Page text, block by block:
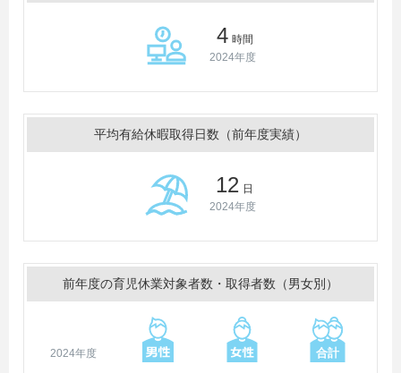
4 時間
2024年度
平均有給休暇取得日数（前年度実績）
12 日
2024年度
前年度の育児休業対象者数・取得者数（男女別）
2024年度